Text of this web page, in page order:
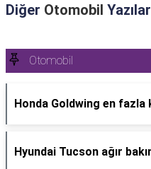
Diğer Otomobil
Otomobil
Honda Goldwing en fazla
Hyundai Tucson ağır